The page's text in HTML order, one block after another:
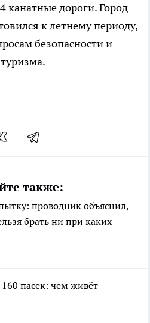
канатные дороги. Город
к летнему периоду,
безопасности и
также:
проводник объяснил,
брать ни при каких
пасек: чем живёт